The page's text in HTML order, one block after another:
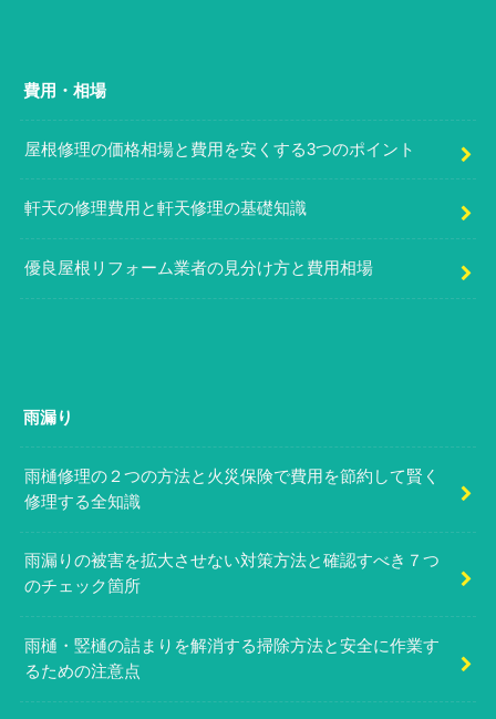
費用・相場
屋根修理の価格相場と費用を安くする3つのポイント
軒天の修理費用と軒天修理の基礎知識
優良屋根リフォーム業者の見分け方と費用相場
雨漏り
雨樋修理の２つの方法と火災保険で費用を節約して賢く
修理する全知識
雨漏りの被害を拡大させない対策方法と確認すべき７つ
のチェック箇所
雨樋・竪樋の詰まりを解消する掃除方法と安全に作業す
るための注意点